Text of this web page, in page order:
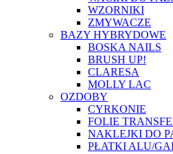
WZORNIKI
ZMYWACZE
BAZY HYBRYDOWE
BOSKA NAILS
BRUSH UP!
CLARESA
MOLLY LAC
OZDOBY
CYRKONIE
FOLIE
NAKLEJKI DO
PŁATKI ALU/